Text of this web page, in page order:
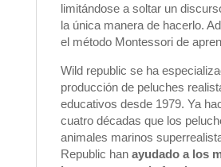
limitándose a soltar un
la única manera de hacerlo.
el método Montessori de
Wild republic se ha
producción de peluches
educativos desde 1979. Ya
cuatro décadas que los
animales marinos
Republic han ayudado a los